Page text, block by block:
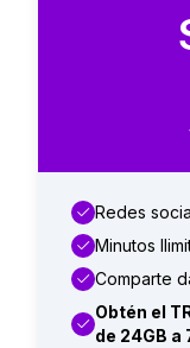
Redes
Minutos
Comparte
Obtén el
de 24GB a